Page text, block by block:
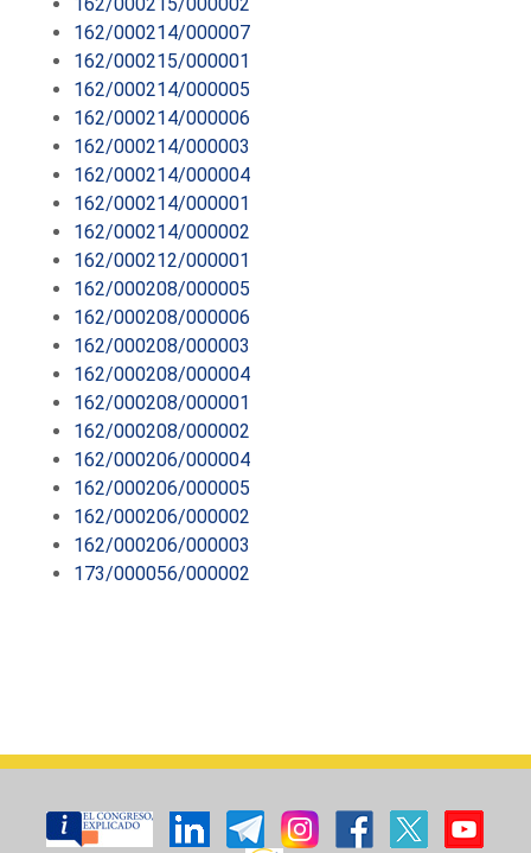
162/000214/000007
162/000215/000001
162/000214/000005
162/000214/000006
162/000214/000003
162/000214/000004
162/000214/000001
162/000214/000002
162/000212/000001
162/000208/000005
162/000208/000006
162/000208/000003
162/000208/000004
162/000208/000001
162/000208/000002
162/000206/000004
162/000206/000005
162/000206/000002
162/000206/000003
173/000056/000002